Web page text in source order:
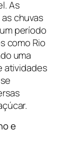
As
chuvas
período
como Rio
uma
atividades
e